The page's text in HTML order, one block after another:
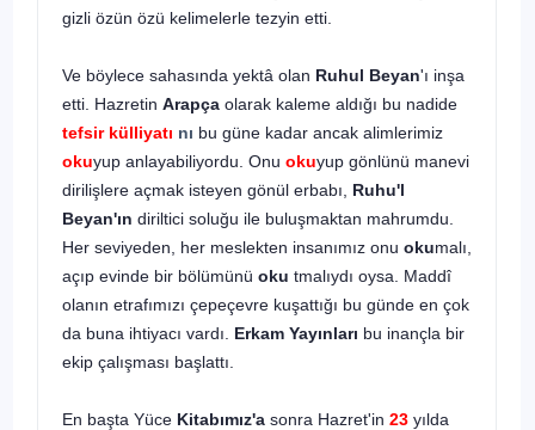
gizli özün özü kelimelerle tezyin etti.
Ve böylece sahasında yektâ olan Ruhul Beyan'ı inşa
etti. Hazretin Arapça olarak kaleme aldığı bu nadide
tefsir külliyatı nı bu güne kadar ancak alimlerimiz
okuyup anlayabiliyordu. Onu okuyup gönlünü manevi
dirilişlere açmak isteyen gönül erbabı, Ruhu'l
Beyan'ın diriltici soluğu ile buluşmaktan mahrumdu.
Her seviyeden, her meslekten insanımız onu okumalı,
açıp evinde bir bölümünü oku tmalıydı oysa. Maddî
olanın etrafımızı çepeçevre kuşattığı bu günde en çok
da buna ihtiyacı vardı. Erkam Yayınları bu inançla bir
ekip çalışması başlattı.
En başta Yüce Kitabımız'a sonra Hazret'in 23 yılda